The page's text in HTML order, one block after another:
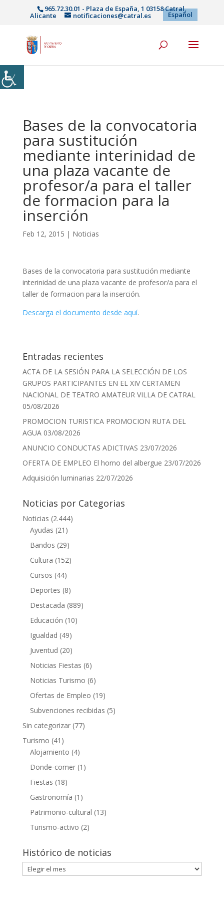
965.72.30.01 - Plaza de España, 1 03158 Catral,
Alicante notificaciones@catral.es Español
Bases de la convocatoria
para sustitución
mediante interinidad de
una plaza vacante de
profesor/a para el taller
de formacion para la
inserción
Feb 12, 2015 | Noticias
Bases de la convocatoria para sustitución mediante
interinidad de una plaza vacante de profesor/a para el
taller de formacion para la inserción.
Descarga el documento desde aquí.
Entradas recientes
ACTA DE LA SESIÓN PARA LA SELECCIÓN DE LOS
GRUPOS PARTICIPANTES EN EL XIV CERTAMEN
NACIONAL DE TEATRO AMATEUR VILLA DE CATRAL
05/08/2026
PROMOCION TURISTICA PROMOCION RUTA DEL
AGUA 03/08/2026
ANUNCIO CONDUCTAS ADICTIVAS 23/07/2026
OFERTA DE EMPLEO El horno del albergue 23/07/2026
Adquisición luminarias 22/07/2026
Noticias por Categorias
Noticias (2.444)
Ayudas (21)
Bandos (29)
Cultura (152)
Cursos (44)
Deportes (8)
Destacada (889)
Educación (10)
Igualdad (49)
Juventud (20)
Noticias Fiestas (6)
Noticias Turismo (6)
Ofertas de Empleo (19)
Subvenciones recibidas (5)
Sin categorizar(77)
Turismo (41)
Alojamiento (4)
Donde-comer(1)
Fiestas (18)
Gastronomía (1)
Patrimonio-cultural (13)
Turismo-activo (2)
Histórico de noticias
Histórico
de